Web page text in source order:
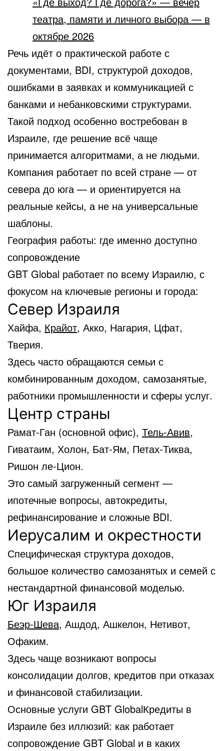
театра, памяти и личного выбора — в
октябре 2026
Речь идёт о практической работе с
документами, BDI, структурой доходов,
ошибками в заявках и коммуникацией с
банками и небанковскими структурами.
Такой подход особенно востребован в
Израиле, где решение всё чаще
принимается алгоритмами, а не людьми.
Компания работает по всей стране — от
севера до юга — и ориентируется на
реальные кейсы, а не на универсальные
шаблоны.
География работы: где именно доступно
сопровождение
GBT Global работает по всему Израилю, с
фокусом на ключевые регионы и города:
Север Израиля
Хайфа, Крайот, Акко, Нагария, Цфат,
Тверия.
Здесь часто обращаются семьи с
комбинированным доходом, самозанятые,
работники промышленности и сферы услуг.
Центр страны
Рамат-Ган (основной офис), Тель-Авив,
Гиватаим, Холон, Бат-Ям, Петах-Тиква,
Ришон ле-Цион.
Это самый загруженный сегмент —
ипотечные вопросы, автокредиты,
рефинансирование и сложные BDI.
Иерусалим и окрестности
Специфическая структура доходов,
большое количество самозанятых и семей с
нестандартной финансовой моделью.
Юг Израиля
Беэр-Шева, Ашдод, Ашкелон, Нетивот,
Офаким.
Здесь чаще возникают вопросы
консолидации долгов, кредитов при отказах
и финансовой стабилизации.
Основные услуги GBT GlobalКредиты в
Израиле без иллюзий: как работает
сопровождение GBT Global и в каких